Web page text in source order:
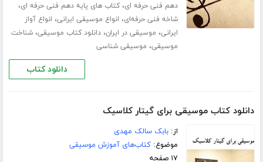
دهم فنی حرفه ای،کتاب های پایه دهم فنی حرفه ای،
شاخه فنی حرفه‌ای، انواع موسیقی ایرانی، انواع آواز
ایرانی، موسیقی در ایران،دانلود کتاب موسیقی،شناخت
موسیقی، موسیقی شناسی
دانلود کتاب
دانلود کتاب موسیقی برای گیتار کلاسیک
از:بابک سالک مهدی
موضوع:کتاب‌های آموزش موسیقی
۱۷ صفحه